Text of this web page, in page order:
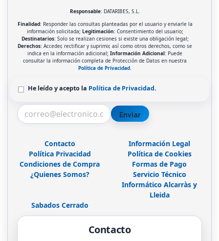
Responsable: DATARIBES, S.L.
Finalidad: Responder las consultas planteadas por el usuario y enviarle la
información solicitada; Legitimación: Consentimiento del usuario;
Destinatarios: Solo se realizan cesiones si existe una obligación legal;
Derechos: Acceder, rectificar y suprimir, así como otros derechos, como se
indica en la información adicional;Información Adicional: Puede
consultar la información completa de Protección de Datos en nuestra
Política de Privacidad
He leído y acepto la Política de Privacidad.
Enviar
Contacto
Información Legal
Política Privacidad
Política de Cookies
Condiciones de Compra
Formas de Pago
¿Quienes Somos?
Servicio Técnico
Informático Alcarràs y
Lleida
Sabados Cerrado
Contacto